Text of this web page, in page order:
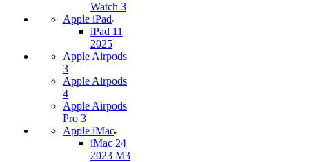
Watch 3
Apple iPad
iPad 11
2025
Apple Airpods
3
Apple Airpods
4
Apple Airpods
Pro 3
Apple iMac
iMac 24
2023 M3